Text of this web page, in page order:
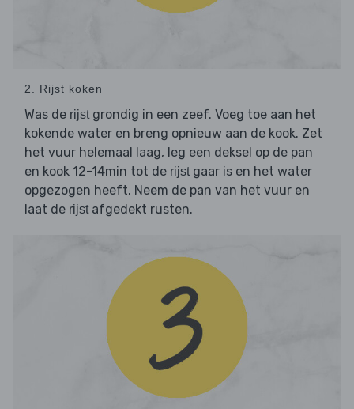
2. Rijst koken
Was de rijstgrondig in een zeef. Voeg toe aan het
kokende water en breng opnieuw aan de kook. Zet
het vuur helemaal laag, leg een deksel op de pan
en kook 12-14min tot de rijstgaar is en het water
opgezogen heeft. Neem de pan van het vuur en
laat de rijstafgedekt rusten.